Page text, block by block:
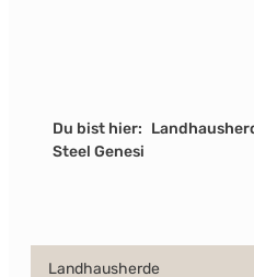
Du bist hier:
Steel Genesi
Landhausherde